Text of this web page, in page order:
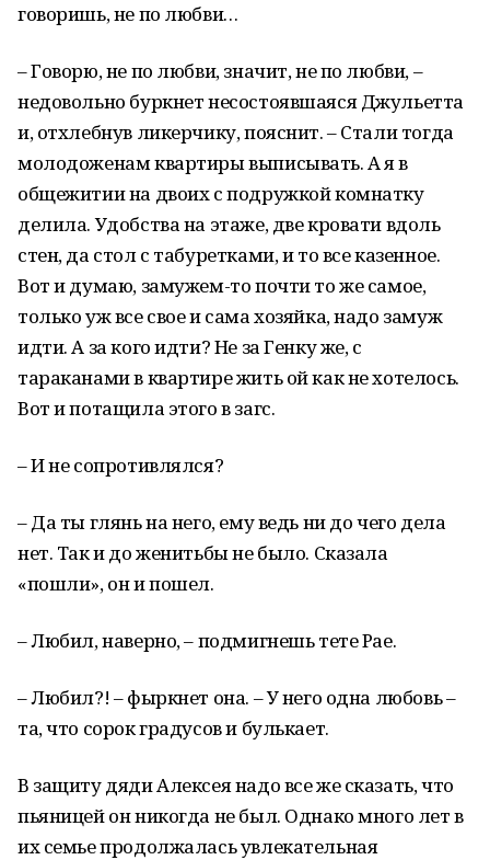
говоришь, не по любви…
– Говорю, не по любви, значит, не по любви, –
недовольно буркнет несостоявшаяся Джульетта
и, отхлебнув ликерчику, пояснит. – Стали тогда
молодоженам квартиры выписывать. А я в
общежитии на двоих с подружкой комнатку
делила. Удобства на этаже, две кровати вдоль
стен, да стол с табуретками, и то все казенное.
Вот и думаю, замужем-то почти то же самое,
только уж все свое и сама хозяйка, надо замуж
идти. А за кого идти? Не за Генку же, с
тараканами в квартире жить ой как не хотелось.
Вот и потащила этого в загс.
– И не сопротивлялся?
– Да ты глянь на него, ему ведь ни до чего дела
нет. Так и до женитьбы не было. Сказала
«пошли», он и пошел.
– Любил, наверно, – подмигнешь тете Рае.
– Любил?! – фыркнет она. – У него одна любовь –
та, что сорок градусов и булькает.
В защиту дяди Алексея надо все же сказать, что
пьяницей он никогда не был. Однако много лет в
их семье продолжалась увлекательная